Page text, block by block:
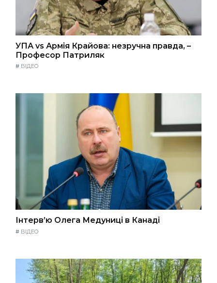
УПА vs Армія Крайова: незручна правда, –
Професор Патриляк
# ВІДЕО
Інтерв’ю Олега Медуниці в Канаді
# ВІДЕО